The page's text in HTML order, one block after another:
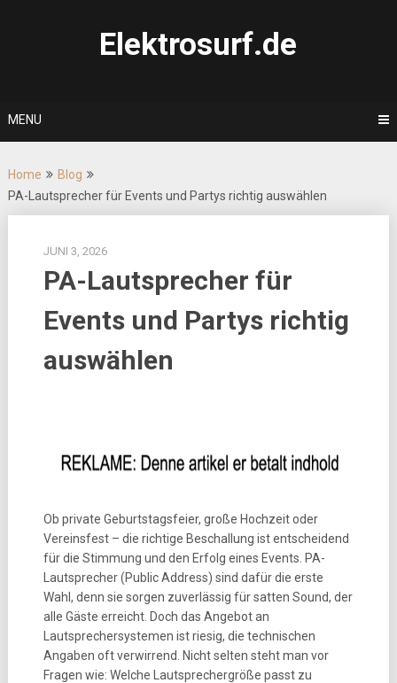
Elektrosurf.de
MENU
Home
Blog
PA-Lautsprecher für Events und Partys richtig auswählen
JUNI 3, 2026
PA-Lautsprecher für
Events und Partys richtig
auswählen
Ob private Geburtstagsfeier, große Hochzeit oder
Vereinsfest – die richtige Beschallung ist entscheidend
für die Stimmung und den Erfolg eines Events. PA-
Lautsprecher (Public Address) sind dafür die erste
Wahl, denn sie sorgen zuverlässig für satten Sound, der
alle Gäste erreicht. Doch das Angebot an
Lautsprechersystemen ist riesig, die technischen
Angaben oft verwirrend. Nicht selten steht man vor
Fragen wie: Welche Lautsprechergröße passt zu